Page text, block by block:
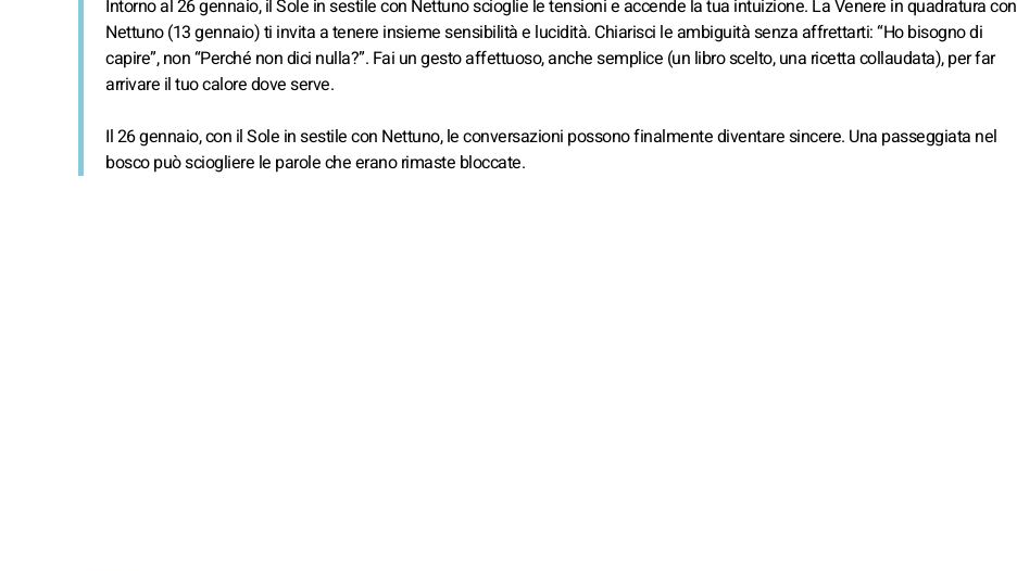
Intorno al 26 gennaio, il Sole in sestile con Nettuno scioglie le tensioni e accende la tua intuizione. La Venere in quadratura con
Nettuno (13 gennaio) ti invita a tenere insieme sensibilità e lucidità. Chiarisci le ambiguità senza affrettarti: “Ho bisogno di
capire”, non “Perché non dici nulla?”. Fai un gesto affettuoso, anche semplice (un libro scelto, una ricetta collaudata), per far
arrivare il tuo calore dove serve.
Il 26 gennaio, con il Sole in sestile con Nettuno, le conversazioni possono finalmente diventare sincere. Una passeggiata nel
bosco può sciogliere le parole che erano rimaste bloccate.